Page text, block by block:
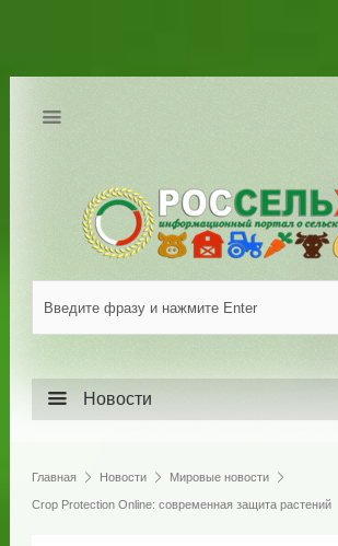
Новости
Главная Новости Мировые новости
Crop Protection Online: современная защита растений